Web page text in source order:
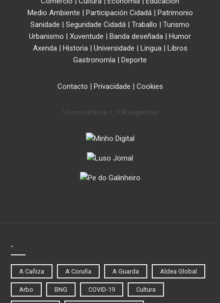
Medio Ambiente | Participación Cidadá| Patrimonio
Sanidade | Seguridade Cidadá | Traballo | Turismo
Urbanismo | Xuventude | Banda deseñada | Humor
Axenda| Historia| Universidade | Lingua| Libros
Gastronomía | Deporte
Contacto | Privacidade | Cookies
10 consultas en 1,108 segundos.
.
A Cañiza A Coruña A Guarda Aldea Global
Arbo BNG COVID-19 Cultura